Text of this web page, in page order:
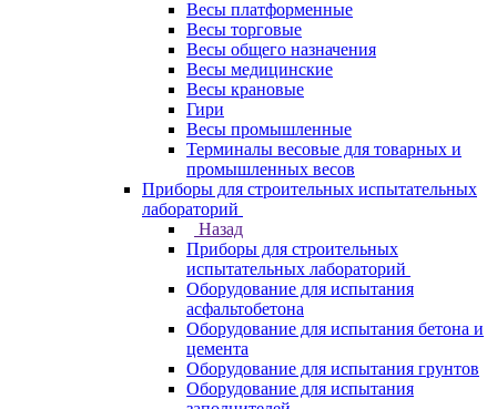
Весы платформенные
Весы торговые
Весы общего назначения
Весы медицинские
Весы крановые
Гири
Весы промышленные
Терминалы весовые для товарных и
промышленных весов
Приборы для строительных испытательных
лабораторий
Назад
Приборы для строительных
испытательных лабораторий
Оборудование для испытания
асфальтобетона
Оборудование для испытания бетона и
цемента
Оборудование для испытания грунтов
Оборудование для испытания